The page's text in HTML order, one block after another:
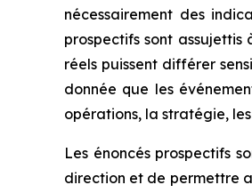
nécessairement des
prospectifs sont
réels puissent différer
donnée que les
opérations, la stratégie,
Les énoncés prospectifs
direction et de permettre